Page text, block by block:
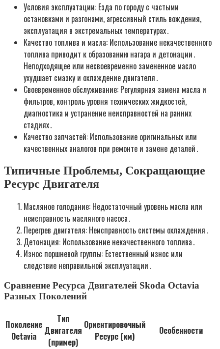
Условия эксплуатации: Езда по городу с частыми
остановками и разгонами, агрессивный стиль вождения,
эксплуатация в экстремальных температурах․
Качество топлива и масла: Использование некачественного
топлива приводит к образованию нагара и детонации․
Неподходящее или несвоевременно замененное масло
ухудшает смазку и охлаждение двигателя․
Своевременное обслуживание: Регулярная замена масла и
фильтров, контроль уровня технических жидкостей,
диагностика и устранение неисправностей на ранних
стадиях․
Качество запчастей: Использование оригинальных или
качественных аналогов при ремонте и замене деталей․
Типичные Проблемы, Сокращающие
Ресурс Двигателя
Масляное голодание: Недостаточный уровень масла или
неисправность масляного насоса․
Перегрев двигателя: Неисправность системы охлаждения․
Детонация: Использование некачественного топлива․
Износ поршневой группы: Естественный износ или
следствие неправильной эксплуатации․
Сравнение Ресурса Двигателей Skoda Octavia
Разных Поколений
Поколение
Octavia
Тип
Двигателя
(пример)
Ориентировочный
Ресурс (км)
Особенности